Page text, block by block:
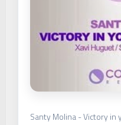
Santy Molina - Victory in